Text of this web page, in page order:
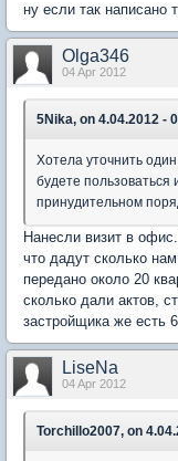
ну если так написано
Olga346
04 Apr 2012
5Nika, on 4.04.2012 -
Хотела уточнить
будете пользоваться
принудительном
Нанесли визит в
что дадут сколько
передано около 20
сколько дали актов,
застройщика же есть
LiseNa
04 Apr 2012
Torchillo2007, on